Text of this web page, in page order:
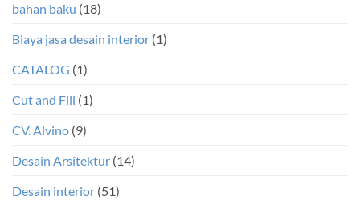
bahan baku (18)
Biaya jasa desain interior (1)
CATALOG (1)
Cut and Fill (1)
CV. Alvino (9)
Desain Arsitektur (14)
Desain interior (51)